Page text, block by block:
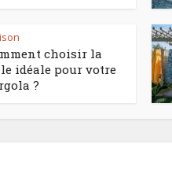
choisir la
idéale pour votre
?